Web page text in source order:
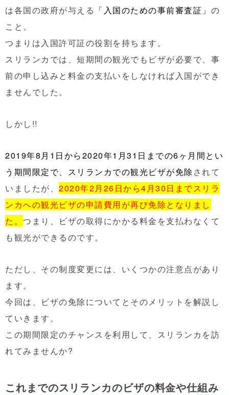
は各国の政府が与える 「入国のための事前審査証」 の
こと。
つまりは入国許可証の役割を持ちます。
スリランカでは、短期間の観光でもビザが必要で、事
前の申し込みと料金の支払いをしなければ入国ができ
ませんでした。
しかし!!
2019年8月1日から2020年1月31日までの6ヶ月間とい
う期間限定で、スリランカでの観光ビザが免除 されて
いましたが、 2020年2月26日から4月30日までスリラ
ンカへの観光ビザの申請費用が再び免除となりまし
た 。 つまり、ビザの取得にかかる料金を支払わなくて
も観光ができるのです。
ただし、その制度変更には、 いくつかの注意点があり
ます。
今回は、ビザの免除についてとそのメリットを解説し
ていきます。
この期間限定のチャンスを利用して、スリランカを訪
れてみませんか?
これまでのスリランカのビザの料金や仕組み